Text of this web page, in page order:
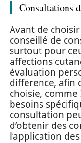
Consultations
Avant de
conseillé de
surtout pour
affections
évaluation
différence, afin
choisie,
besoins
consultation
d’obtenir des
l’application